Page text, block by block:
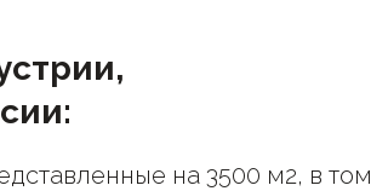
на 3500 м2, в том